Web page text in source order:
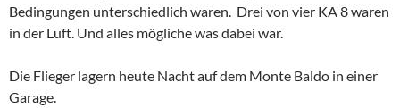
Bedingungen unterschiedlich waren. Drei von vier KA 8 waren
in der Luft. Und alles mögliche was dabei war.
Die Flieger lagern heute Nacht auf dem Monte Baldo in einer
Garage.